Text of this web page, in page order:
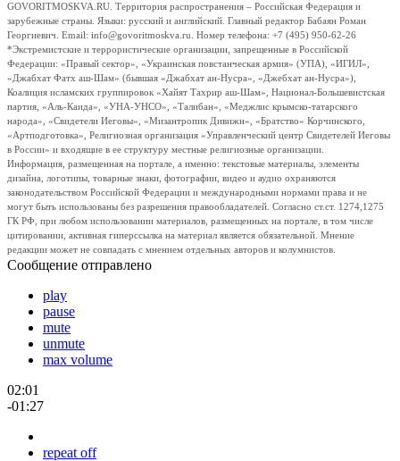
GOVORITMOSKVA.RU. Территория распространения – Российская Федерация и
зарубежные страны. Языки: русский и английский. Главный редактор Бабаян Роман
Георгиевич. Email: info@govoritmoskva.ru. Номер телефона: +7 (495) 950-62-26
*Экстремистские и террористические организации, запрещенные в Российской
Федерации: «Правый сектор», «Украинская повстанческая армия» (УПА), «ИГИЛ»,
«Джабхат Фатх аш-Шам» (бывшая «Джабхат ан-Нусра», «Джебхат ан-Нусра»),
Коалиция исламских группировок «Хайят Тахрир аш-Шам», Национал-Большевистская
партия, «Аль-Каида», «УНА-УНСО», «Талибан», «Меджлис крымско-татарского
народа», «Свидетели Иеговы», «Мизантропик Дивижн», «Братство» Корчинского,
«Артподготовка», Религиозная организация «Управленческий центр Свидетелей Иеговы
в России» и входящие в ее структуру местные религиозные организации.
Информация, размещенная на портале, а именно: текстовые материалы, элементы
дизайна, логотипы, товарные знаки, фотографии, видео и аудио охраняются
законодательством Российской Федерации и международными нормами права и не
могут быть использованы без разрешения правообладателей. Согласно ст.ст. 1274,1275
ГК РФ, при любом использовании материалов, размещенных на портале, в том числе
цитировании, активная гиперссылка на материал является обязательной. Мнение
редакции может не совпадать с мнением отдельных авторов и колумнистов.
Сообщение отправлено
play
pause
mute
unmute
max volume
02:01
-01:27
repeat off